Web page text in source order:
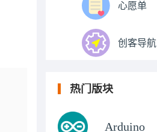
心愿单
创客导航
热门版块
Arduino